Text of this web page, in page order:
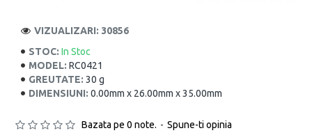
STOC: In Stoc
MODEL: RC0421
GREUTATE: 30 g
DIMENSIUNI: 0.00mm x 26.00mm x 35.00mm
VIZUALIZARI: 30856
Bazata pe 0 note. - Spune-ti opinia